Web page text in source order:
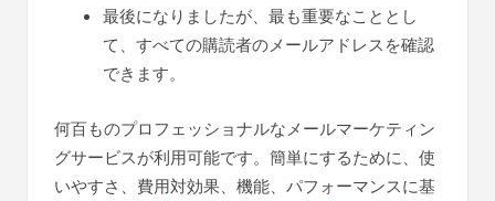
最後になりましたが、最も重要なこととし
て、すべての購読者のメールアドレスを確認
できます。
何百ものプロフェッショナルなメールマーケティン
グサービスが利用可能です。簡単にするために、使
いやすさ、費用対効果、機能、パフォーマンスに基